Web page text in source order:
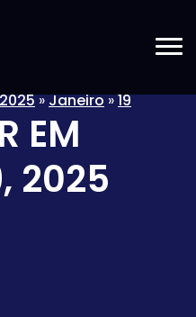
2025»Janeiro»19
EM
2025